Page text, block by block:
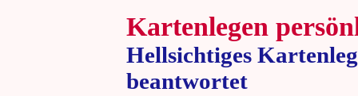
Kartenlegen
Hellsichtiges
beantwortet